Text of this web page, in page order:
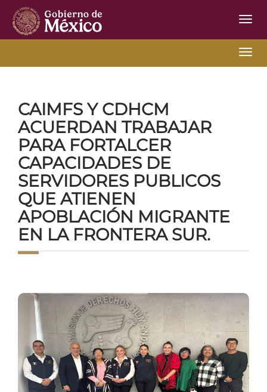
CAIMFS Y CDHCM
ACUERDAN TRABAJAR
PARA FORTALCER
CAPACIDADES DE
SERVIDORES PUBLICOS
QUE ATIENEN
APOBLACIÓN MIGRANTE
EN LA FRONTERA SUR.